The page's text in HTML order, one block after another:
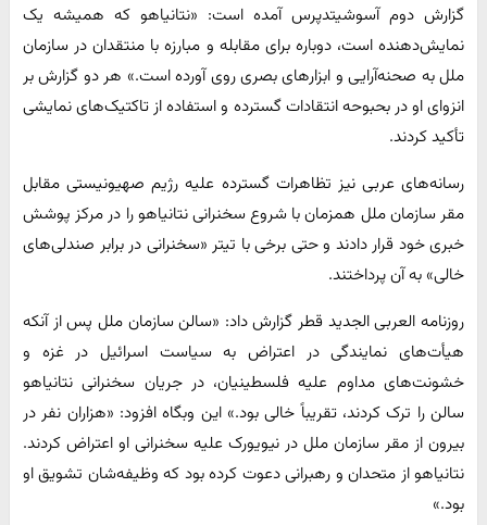
گزارش دوم آسوشیتدپرس آمده است: «نتانیاهو که همیشه یک
نمایش‌دهنده است، دوباره برای مقابله و مبارزه با منتقدان در سازمان
ملل به صحنه‌آرایی و ابزارهای بصری روی آورده است.» هر دو گزارش بر
انزوای او در بحبوحه انتقادات گسترده و استفاده از تاکتیک‌های نمایشی
تأکید کردند.
رسانه‌های عربی نیز تظاهرات گسترده علیه رژیم صهیونیستی مقابل
مقر سازمان ملل همزمان با شروع سخنرانی نتانیاهو را در مرکز پوشش
خبری خود قرار دادند و حتی برخی با تیتر «سخنرانی در برابر صندلی‌های
خالی» به آن پرداختند.
روزنامه العربی الجدید قطر گزارش داد: «سالن سازمان ملل پس از آنکه
هیأت‌های نمایندگی در اعتراض به سیاست اسرائیل در غزه و
خشونت‌های مداوم علیه فلسطینیان، در جریان سخنرانی نتانیاهو
سالن را ترک کردند، تقریباً خالی بود.» این وبگاه افزود: «هزاران نفر در
بیرون از مقر سازمان ملل در نیویورک علیه سخنرانی او اعتراض کردند.
نتانیاهو از متحدان و رهبرانی دعوت کرده بود که وظیفه‌شان تشویق او
بود.»